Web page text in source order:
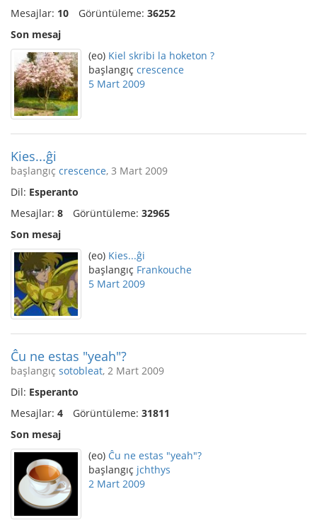
Mesajlar: 10 Görüntüleme: 36252
Son mesaj
(eo) Kiel skribi la hoketon ?
başlangıç crescence
5 Mart 2009
Kies...ĝi
başlangıç crescence, 3 Mart 2009
Dil: Esperanto
Mesajlar: 8 Görüntüleme: 32965
Son mesaj
(eo) Kies...ĝi
başlangıç Frankouche
5 Mart 2009
Ĉu ne estas "yeah"?
başlangıç sotobleat, 2 Mart 2009
Dil: Esperanto
Mesajlar: 4 Görüntüleme: 31811
Son mesaj
(eo) Ĉu ne estas "yeah"?
başlangıç jchthys
2 Mart 2009